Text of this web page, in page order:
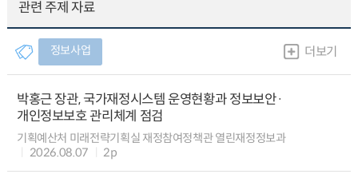
관련 주제 자료
정보사업 더보기
박홍근 장관, 국가재정시스템 운영현황과 정보보안·
개인정보보호 관리체계 점검
기획예산처 미래전략기획실 재정참여정책관 열린재정정보과
2026.08.07
2p